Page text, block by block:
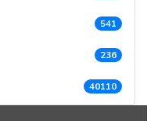
541
236
40110